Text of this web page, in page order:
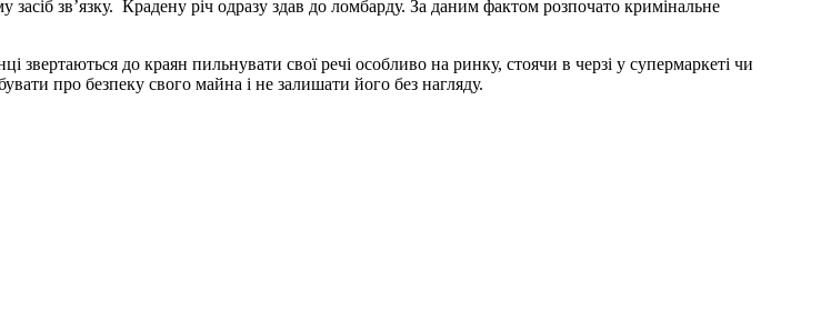
зв’язку. Крадену річ одразу здав до ломбарду. За даним фактом розпочато кримінальне
до краян пильнувати свої речі особливо на ринку, стоячи в черзі у супермаркеті чи
про безпеку свого майна і не залишати його без нагляду.